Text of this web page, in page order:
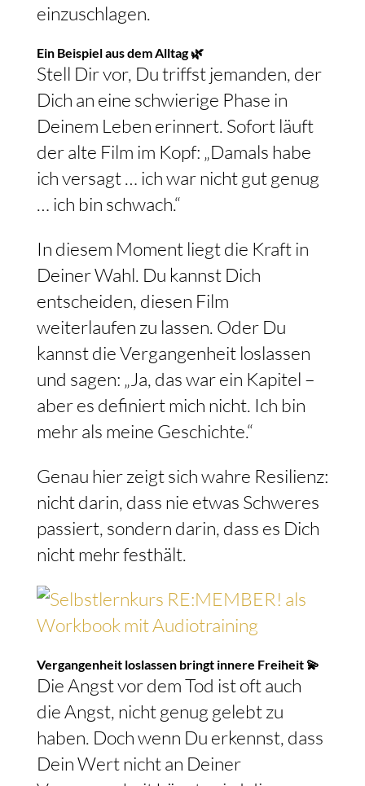
einzuschlagen.
Ein Beispiel aus dem Alltag 🌿
Stell Dir vor, Du triffst jemanden, der
Dich an eine schwierige Phase in
Deinem Leben erinnert. Sofort läuft
der alte Film im Kopf: „Damals habe
ich versagt … ich war nicht gut genug
… ich bin schwach.“
In diesem Moment liegt die Kraft in
Deiner Wahl. Du kannst Dich
entscheiden, diesen Film
weiterlaufen zu lassen. Oder Du
kannst die Vergangenheit loslassen
und sagen: „Ja, das war ein Kapitel –
aber es definiert mich nicht. Ich bin
mehr als meine Geschichte.“
Genau hier zeigt sich wahre Resilienz:
nicht darin, dass nie etwas Schweres
passiert, sondern darin, dass es Dich
nicht mehr festhält.
Vergangenheit loslassen bringt innere Freiheit 💫
Die Angst vor dem Tod ist oft auch
die Angst, nicht genug gelebt zu
haben. Doch wenn Du erkennst, dass
Dein Wert nicht an Deiner